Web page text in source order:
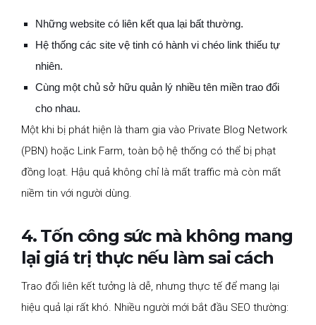
Những website có liên kết qua lại bất thường.
Hệ thống các site vệ tinh có hành vi chéo link thiếu tự
nhiên.
Cùng một chủ sở hữu quản lý nhiều tên miền trao đổi
cho nhau.
Một khi bị phát hiện là tham gia vào Private Blog Network
(PBN) hoặc Link Farm, toàn bộ hệ thống có thể bị phạt
đồng loạt. Hậu quả không chỉ là mất traffic mà còn mất
niềm tin với người dùng.
4. Tốn công sức mà không mang
lại giá trị thực nếu làm sai cách
Trao đổi liên kết tưởng là dễ, nhưng thực tế để mang lại
hiệu quả lại rất khó. Nhiều người mới bắt đầu SEO thường: